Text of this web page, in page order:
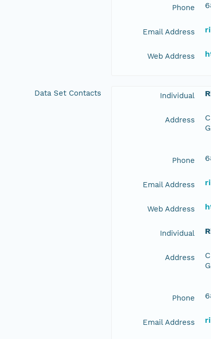
Phone
Email Address
Web Address
Data Set Contacts Individual
Address
Phone
Email Address
Web Address
Individual
Address
Phone
Email Address